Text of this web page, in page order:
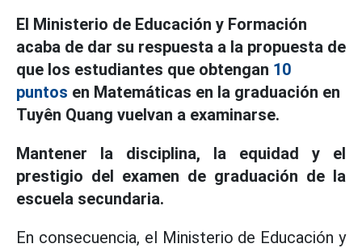
El Ministerio de Educación y Formación
acaba de dar su respuesta a la propuesta de
que los estudiantes que obtengan 10
puntos en Matemáticas en la graduación en
Tuyên Quang vuelvan a examinarse.
Mantener la disciplina, la equidad y el
prestigio del examen de graduación de la
escuela secundaria.
En consecuencia, el Ministerio de Educación y